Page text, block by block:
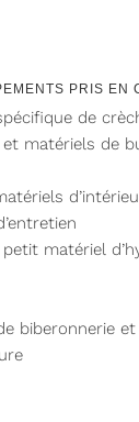
PRIS EN
de
et matériels de
petit matériel
biberonnerie